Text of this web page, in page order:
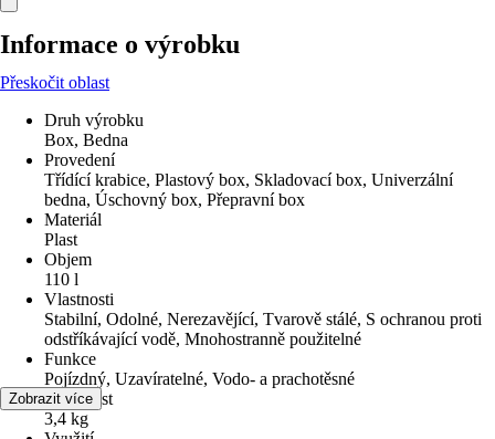
Informace o výrobku
Přeskočit oblast
Druh výrobku
Box, Bedna
Provedení
Třídící krabice, Plastový box, Skladovací box, Univerzální
bedna, Úschovný box, Přepravní box
Materiál
Plast
Objem
110 l
Vlastnosti
Stabilní, Odolné, Nerezavějící, Tvarově stálé, S ochranou proti
odstříkávající vodě, Mnohostranně použitelné
Funkce
Pojízdný, Uzavíratelné, Vodo- a prachotěsné
Hmotnost
3,4 kg
Zobrazit více